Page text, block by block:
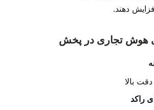
دهند.
هوش تجاری در پخش
دقت بالا
راکد